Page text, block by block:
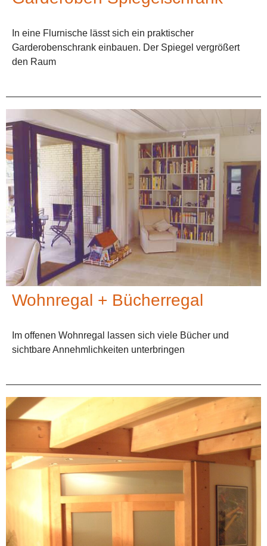
In eine Flurnische lässt sich ein praktischer
Garderobenschrank einbauen. Der Spiegel vergrößert
den Raum
Wohnregal + Bücherregal
Im offenen Wohnregal lassen sich viele Bücher und
sichtbare Annehmlichkeiten unterbringen